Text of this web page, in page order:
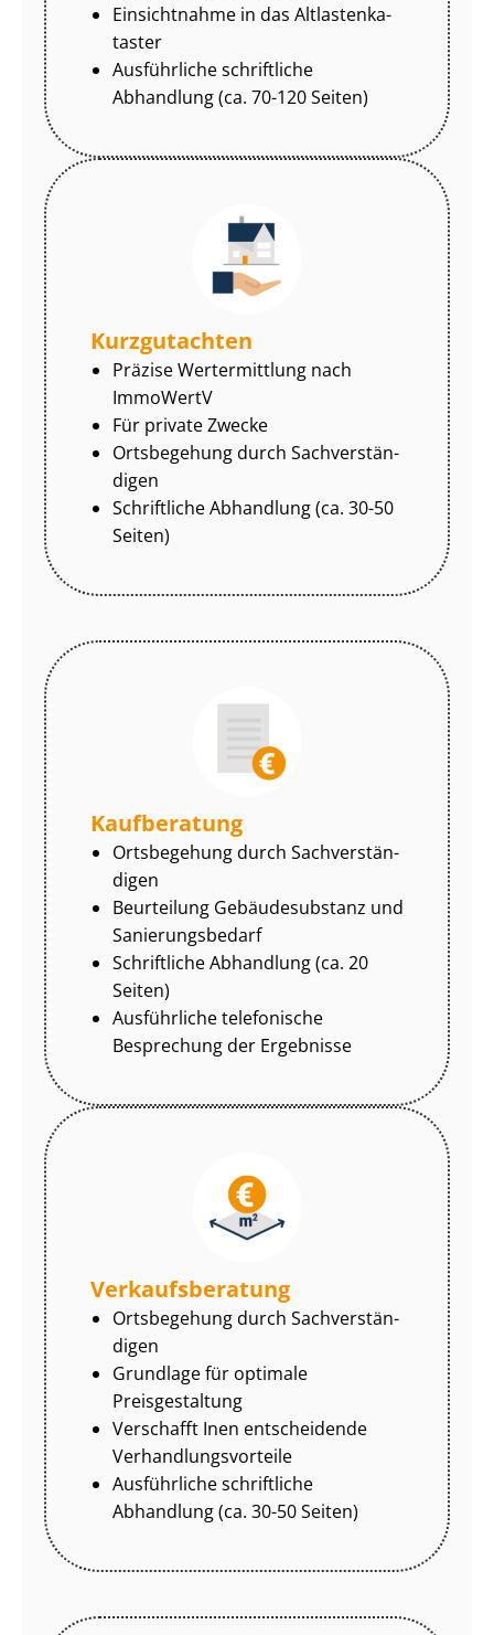
Einsichtnahme in das Alt­las­ten­ka­
tas­ter
Ausführliche schriftliche
Abhandlung (ca. 70-120 Seiten)
Kurzgutachten
Präzise Wertermittlung nach
ImmoWertV
Für private Zwecke
Ortsbegehung durch Sach­ver­stän­
di­gen
Schriftliche Abhandlung (ca. 30-50
Seiten)
Kaufberatung
Ortsbegehung durch Sach­ver­stän­
di­gen
Beurteilung Gebäudesubstanz und
Sa­nie­rungs­be­darf
Schriftliche Abhandlung (ca. 20
Seiten)
Ausführliche telefonische
Besprechung der Ergebnisse
Ver­kaufs­be­ra­tung
Ortsbegehung durch Sach­ver­stän­
di­gen
Grundlage für optimale
Preisgestaltung
Verschafft Inen entscheidende
Ver­hand­lungs­vor­tei­le
Ausführliche schriftliche
Abhandlung (ca. 30-50 Seiten)